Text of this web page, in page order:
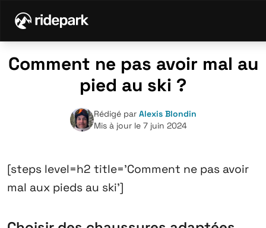
Comment ne pas avoir mal au
pied au ski ?
Rédigé par Alexis Blondin
Mis à jour le 7 juin 2024
[steps level=h2 title=’Comment ne pas avoir
mal aux pieds au ski’]